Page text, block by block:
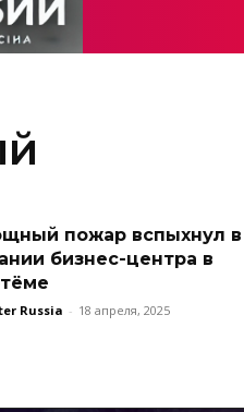
пожар вспыхнул в
бизнес-центра в
Russia - 18 апреля, 2025